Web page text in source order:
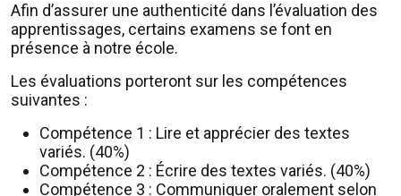
Afin d’assurer une authenticité dans l’évaluation des
apprentissages, certains examens se font en
présence à notre école.
Les évaluations porteront sur les compétences
suivantes :
Compétence 1 : Lire et apprécier des textes
variés. (40%)
Compétence 2 : Écrire des textes variés. (40%)
Compétence 3 : Communiquer oralement selon